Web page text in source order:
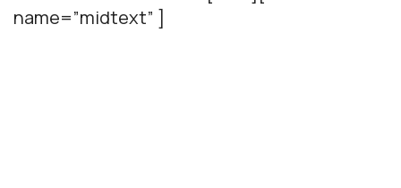
name=”midtext” ]